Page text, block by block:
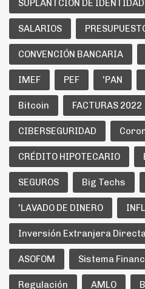
SUPLANTCION DE IDENTIDAD
SALARIOS
CONVENCIÓN BANCARIA
IMEF PEF 'PAN
Bitcoin FACTURAS 2022
CIBERSEGURIDAD
CRÉDITO HIPOTECARIO
SEGUROS Big Techs
'LAVADO DE DINERO
Inversión Extranjera
ASOFOM Sistema
Regulación AMLO